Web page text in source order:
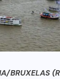
BRUXELAS